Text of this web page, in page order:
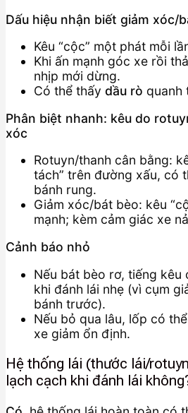
Dấu hiệu nhận biết giảm xóc/
Kêu “cộc” một phát mỗi
Khi ấn mạnh góc xe rồi
nhịp mới dừng.
Có thể thấy dầu rò quanh
Phân biệt nhanh: kêu do
xóc
Rotuyn/thanh cân bằng:
tách” trên đường xấu, có
bánh rung.
Giảm xóc/bát bèo: kêu
mạnh; kèm cảm giác xe
Cảnh báo nhỏ
Nếu bát bèo rơ, tiếng kêu
khi đánh lái nhẹ (vì cụm
bánh trước).
Nếu bỏ qua lâu, lốp có
xe giảm ổn định.
Hệ thống lái (thước lái/
lạch cạch khi đánh lái